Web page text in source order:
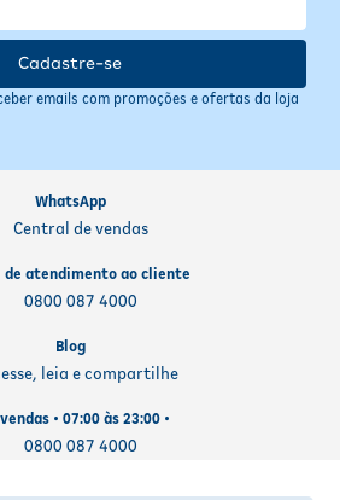
emails com promoções e ofertas da loja
Cadastre-se
WhatsApp
Central de vendas
de atendimento ao cliente
0800 087 4000
Blog
leia e compartilhe
• 07:00 às 23:00 •
0800 087 4000